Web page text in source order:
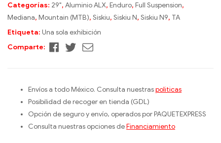
Categorías: 29", Aluminio ALX, Enduro, Full Suspension,
Mediana, Mountain (MTB), Siskiu, Siskiu N, Siskiu N9, TA
Etiqueta: Una sola exhibición
Comparte:
Facebook
TwitterCorreo
Envíos a todo México. Consulta nuestraspoliticas
Posibilidad de recoger en tienda (GDL)
Opción de seguro y envío, operados por PAQUETEXPRESS
Consulta nuestras opciones deFinanciamiento